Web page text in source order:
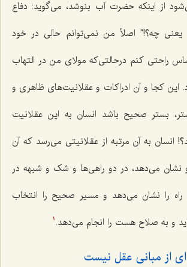
از اینکه حضرت آب بنوشد، می‌گوید: دفاع
چه؟!" اصلاً من نمی‌توانم حالی در خود
راحتی کنم درحالتی‌که مولای من در التهاب
این کجا و آن ادراکات و عقلانیت‌های ظاهری و
بستر صحیح باشد انسان به این عقلانیت
انسان به آن مرتبه از عقلانیتی می‌رسد که آن
نشان می‌دهد، در دو راهی‌ها و شک و شبهه در
راه را نشان می‌دهد و مسیر صحیح را انتخاب
و به صلاح هست را انجام می‌دهد. 1
از مبانی عقل نیست‌